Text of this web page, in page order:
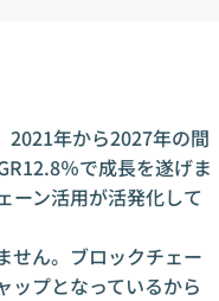
2021年から2027年の間
％で成長を遂げま
ーン活用が活発化して
せん。ブロックチェー
ップとなっているから